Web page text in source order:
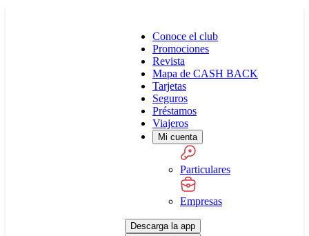
Conoce el club
Promociones
Revista
Mapa de CASH BACK
Tarjetas
Seguros
Préstamos
Viajeros
Mi cuenta
Particulares
Empresas
Descarga la app